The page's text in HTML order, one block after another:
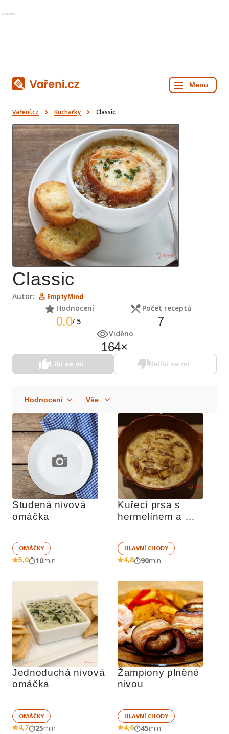
Reklama
Vaření.cz Kuchařky Classic
Classic
Autor: EmptyMind
Hodnocení
0.0/ 5
Počet receptů
7
Viděno
164×
Líbí se mi Nelíbí se mi
Studená nivová
omáčka
OMÁČKY
5,0 10min
Kuřecí prsa s
hermelínem a
HLAVNÍ CHODY
4,8 90min
Jednoduchá nivová
omáčka
OMÁČKY
4,7 25min
Žampiony plněné
nivou
HLAVNÍ CHODY
4,6 45min